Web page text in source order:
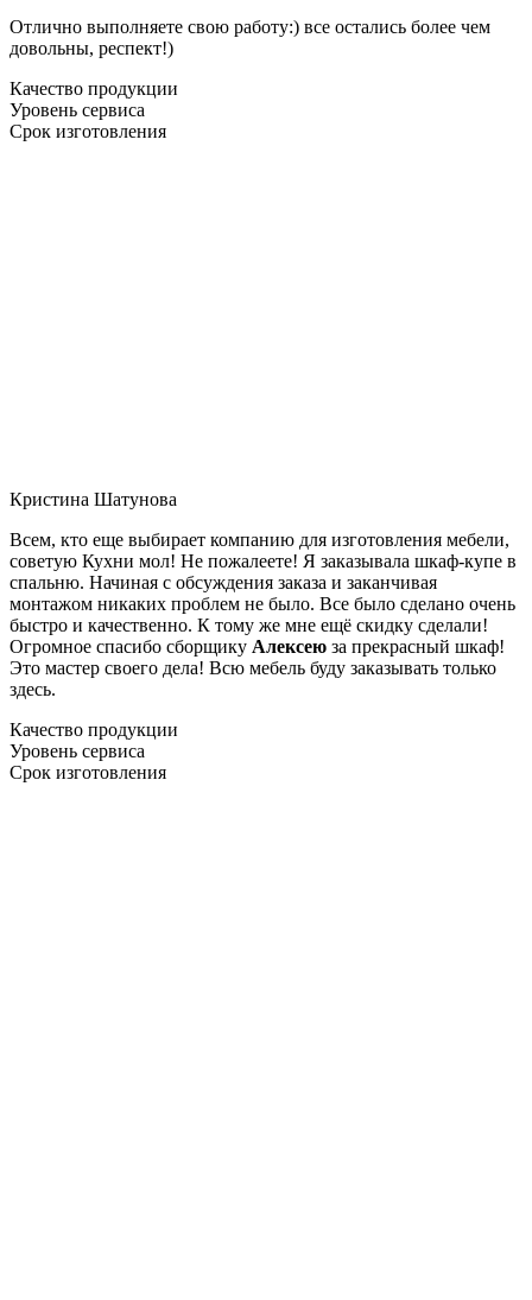
Отлично выполняете свою работу:) все остались более чем
довольны, респект!)
Качество продукции
Уровень сервиса
Срок изготовления
Кристина Шатунова
Всем, кто еще выбирает компанию для изготовления мебели,
советую Кухни мол! Не пожалеете! Я заказывала шкаф-купе в
спальню. Начиная с обсуждения заказа и заканчивая
монтажом никаких проблем не было. Все было сделано очень
быстро и качественно. К тому же мне ещё скидку сделали!
Огромное спасибо сборщику Алексею за прекрасный шкаф!
Это мастер своего дела! Всю мебель буду заказывать только
здесь.
Качество продукции
Уровень сервиса
Срок изготовления